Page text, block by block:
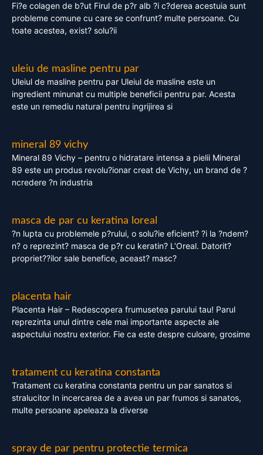
Fi?e colagen de b?ut Firul de p?r alb ?i c?derea acestuia sunt
probleme comune cu care se confrunt? multe persoane. Cu
toate acestea, exist? solu?ii
uleiu de masline pentru par
Uleiul de masline pentru par Uleiul de masline este un
ingredient minunat cu multiple beneficii pentru par. Acesta
este un remediu natural pentru ingrijirea si
mineral 89 vichy
Mineral 89 Vichy – pentru o hidratare intensa a pielii Mineral
89 este un produs revolu?ionar creat de Vichy, un brand de ?
ncredere ?n industria
masca de par cu keratina loreal
?n lupta cu problemele p?rului, o solu?ie eficient? ?i la ?ndem?
n? o reprezint? masca de p?r cu keratin? L’Oreal. Datorit?
propriet??ilor sale benefice, aceast? masc?
placenta hair
Placenta Hair – Redescopera frumusetea parului tau! Parul
reprezinta unul dintre cele mai importante aspecte ale
aspectului nostru exterior. Fie ca este despre culoare, grosime
tratament cu keratina constanta
Tratament cu keratina constanta pentru un par sanatos si
stralucitor In incercarea de a avea un par frumos si sanatos,
multe persoane apeleaza la diverse
spray de par pentru protectie termica